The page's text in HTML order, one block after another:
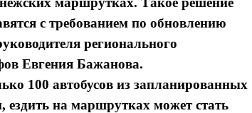
с требованием по обновлению
регионального
Евгения Бажанова.
100 автобусов из запланированных
на маршрутках может стать